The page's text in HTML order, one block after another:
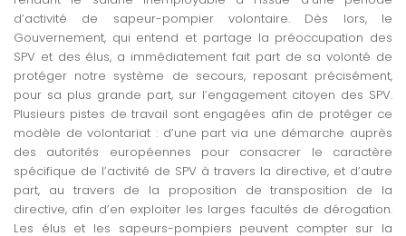
d’activité de sapeur-pompier volontaire. Dès lors, le
Gouvernement, qui entend et partage la préoccupation des
SPV et des élus, a immédiatement fait part de sa volonté de
protéger notre système de secours, reposant précisément,
pour sa plus grande part, sur l’engagement citoyen des SPV.
Plusieurs pistes de travail sont engagées afin de protéger ce
modèle de volontariat : d’une part via une démarche auprès
des autorités européennes pour consacrer le caractère
spécifique de l’activité de SPV à travers la directive, et d’autre
part, au travers de la proposition de transposition de la
directive, afin d’en exploiter les larges facultés de dérogation.
Les élus et les sapeurs-pompiers peuvent compter sur la